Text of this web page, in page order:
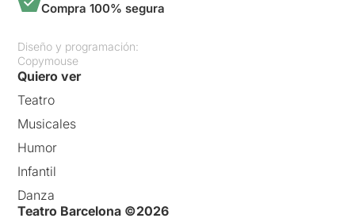
Compra 100% segura
Diseño y programación:
Copymouse
Quiero ver
Teatro
Musicales
Humor
Infantil
Danza
Teatro Barcelona ©2026